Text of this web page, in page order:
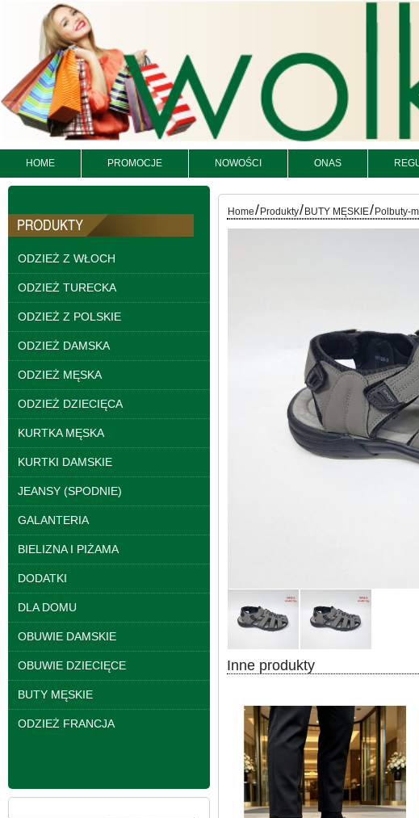
HOME PROMOCJE NOWOŚCI ONAS
ODZIEŻ Z WŁOCH
ODZIEŻ TURECKA
ODZIEŻ Z POLSKIE
ODZIEŻ DAMSKA
ODZIEŻ MĘSKA
ODZIEŻ DZIECIĘCA
KURTKA MĘSKA
KURTKI DAMSKIE
JEANSY (SPODNIE)
GALANTERIA
BIELIZNA I PIŻAMA
DODATKI
DLA DOMU
OBUWIE DAMSKIE
OBUWIE DZIECIĘCE
BUTY MĘSKIE
ODZIEŻ FRANCJA
Spodnie damskie
jeansy Roz 25-30, 1
Kolor Paczka 10 szt
61.00 zł
Spodnie damskie
jeansy Roz 25-30, 1
Kolor Paczka 10 szt
61.00 zł
szczegóły
Spodnie damskie
jeansy Roz 25-30, 1
Home/ Produkty/ BUTY MĘSKIE/ Polbuty-
Inne produkty